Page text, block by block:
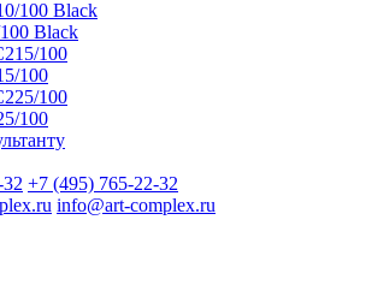
Black
100
100
+7 (495) 765-22-32
info@art-complex.ru